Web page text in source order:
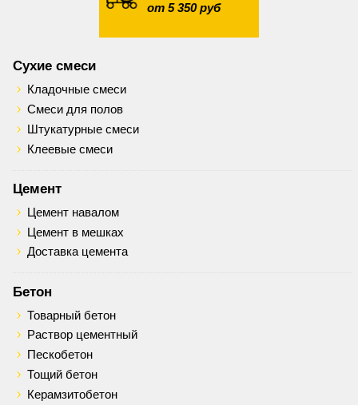
от 5 350 руб
Сухие смеси
Кладочные смеси
Смеси для полов
Штукатурные смеси
Клеевые смеси
Цемент
Цемент навалом
Цемент в мешках
Доставка цемента
Бетон
Товарный бетон
Раствор цементный
Пескобетон
Тощий бетон
Керамзитобетон